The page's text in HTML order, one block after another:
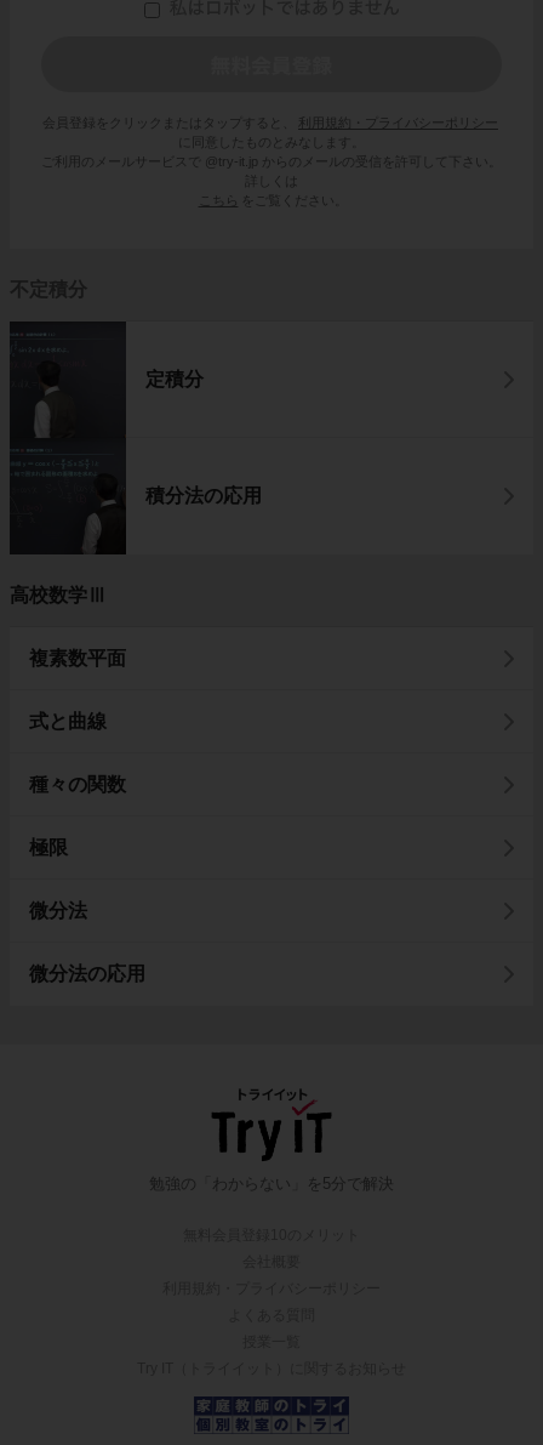
会員登録をクリックまたはタップすると、
利用規約・プライバシーポリシー
に同意したものとみなします。
ご利用のメールサービスで @try-it.jp からのメールの受信を許可して下さい。
詳しくは
こちら
をご覧ください。
不定積分
定積分
積分法の応用
高校数学Ⅲ
複素数平面
式と曲線
種々の関数
極限
微分法
微分法の応用
勉強の「わからない」を5分で解決